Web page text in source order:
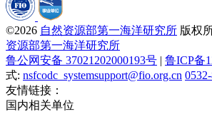
©2026 自然资源部第一海洋研究所 版权
资源部第一海洋研究所
鲁公网安备 37021202000193号 | 鲁ICP备
式: nsfcodc_systemsupport@fio.org.cn
友情链接：
国内相关单位